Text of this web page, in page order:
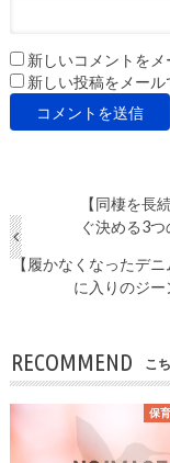
新しいコメントをメ
新しい投稿をメール
【同棲を長
ぐ決める3
【履かなくなったデ
に入りのジ
RECOMMEND こ
保